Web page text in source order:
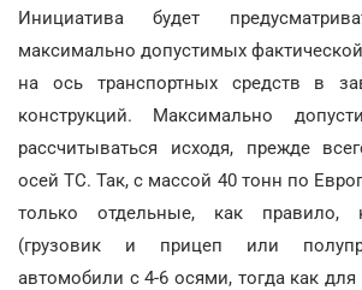
Инициатива будет
максимально допустимых
на ось транспортных средств в
конструкций. Максимально
рассчитываться исходя, прежде
осей ТС. Так, с массой 40 тонн по
только отдельные, как правило,
(грузовик и прицеп или
автомобили с 4-6 осями, тогда как